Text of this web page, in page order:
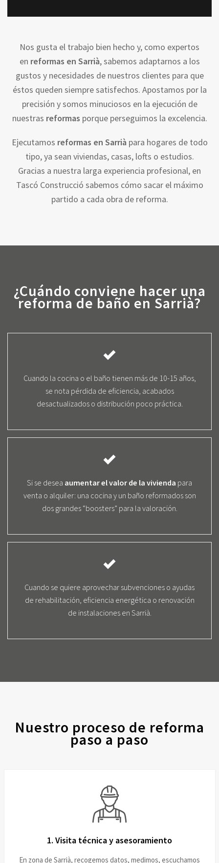
Nos gusta el trabajo bien hecho y, como expertos
en reformas en Sarrià, sabemos adaptarnos a los
gustos y necesidades de nuestros clientes para que
éstos queden siempre satisfechos. Apostamos por la
precisión y somos minuciosos en la ejecución de
nuestras reformas porque perseguimos la excelencia.
Ejecutamos reformas en Sarrià para hogares de todo
tipo, ya sean viviendas, casas, lofts o estudios.
Gracias a nuestra larga experiencia profesional, en
Tascó Construcció sabemos cómo sacar el máximo
partido a cada obra de reforma.
¿Cuándo conviene hacer una
reforma de baño en Sarrià?
Cuando la cocina o el baño tienen más de 10-15 años,
se nota pérdida de eficiencia, acabados
desactualizados o distribución poco práctica.
Si se desea aumentar el valor de la vivienda para
venta o alquiler: una cocina y un baño reformados son
dos grandes “boosters” para la valoración.
Cuando se quiere aprovechar subvenciones o ayudas
de rehabilitación, eficiencia energética o renovación
de instalaciones en Sarrià.
Nuestro proceso de reforma
paso a paso
1. Visita técnica y asesoramiento
En zona de Sarrià, recogemos datos, medimos, escuchamos